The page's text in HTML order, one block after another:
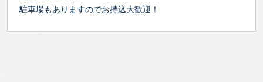
駐車場もありますのでお持込大歓迎！